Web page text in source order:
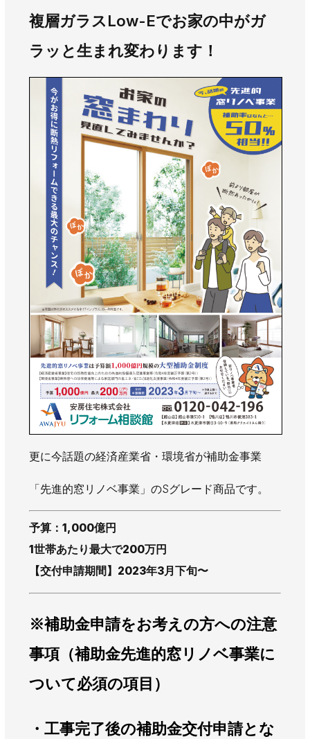
複層ガラスLow-Eでお家の中がガ
ラッと生まれ変わります！
更に今話題の経済産業省・環境省が補助金事業
「先進的窓リノベ事業」のSグレード商品です。
予算：1,000億円
1世帯あたり最大で200万円
【交付申請期間】2023年3月下旬〜
※補助金申請をお考えの方への注意
事項（補助金先進的窓リノベ事業に
ついて必須の項目）
・工事完了後の補助金交付申請とな